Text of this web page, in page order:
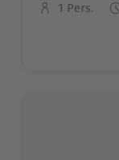
Anzahl der
1 Pers.